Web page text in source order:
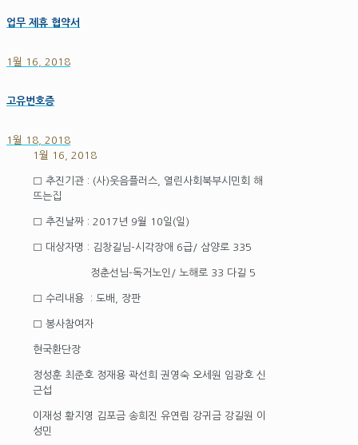
업무 제휴 협약서
1월 16, 2018
고유번호증
1월 18, 2018
1월 16, 2018
□ 추진기관 : (사)웃음플러스, 열린사회북부시민회 해
뜨는집
□ 추진날짜 : 2017년 9월 10일(일)
□ 대상자명 : 김창길님-시각장애 6급/ 삼양로 335
정춘선님-독거노인/ 노해로 33 다길 5
□ 수리내용 : 도배, 장판
□ 봉사참여자
현국환단장
정성훈 최준호 정재용 곽선희 권영숙 오세원 임광호 신
근섭
이재성 황지영 김포금 송희진 유연림 강귀금 강길원 이
성민